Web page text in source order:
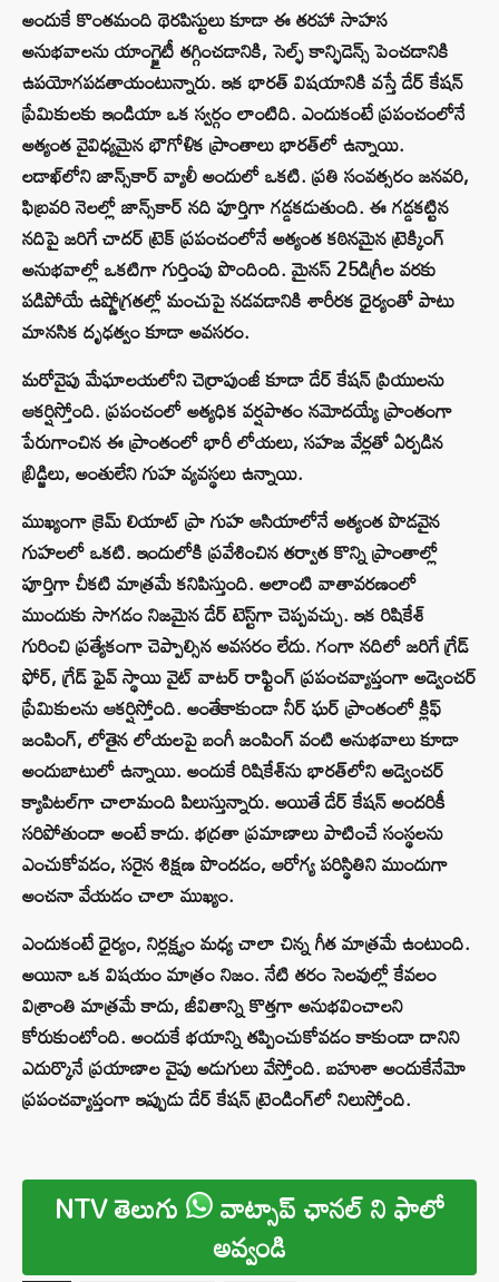
అందుకే కొంతమంది థెరపిస్టులు కూడా ఈ తరహా సాహస
అనుభవాలను యాంగ్జైటీ తగ్గించడానికి, సెల్ఫ్‌ కాన్ఫిడెన్స్‌ పెంచడానికి
ఉపయోగపడతాయంటున్నారు. ఇక భారత్‌ విషయానికి వస్తే డేర్ కేషన్
ప్రేమికులకు ఇండియా ఒక స్వర్గం లాంటిది. ఎందుకంటే ప్రపంచంలోనే
అత్యంత వైవిధ్యమైన భౌగోళిక ప్రాంతాలు భారత్‌లో ఉన్నాయి.
లడాఖ్‌లోని జాన్స్‌కార్ వ్యాలీ అందులో ఒకటి. ప్రతి సంవత్సరం జనవరి,
ఫిబ్రవరి నెలల్లో జాన్స్‌కార్ నది పూర్తిగా గడ్డకడుతుంది. ఈ గడ్డకట్టిన
నదిపై జరిగే చాదర్ ట్రెక్ ప్రపంచంలోనే అత్యంత కఠినమైన ట్రెక్కింగ్
అనుభవాల్లో ఒకటిగా గుర్తింపు పొందింది. మైనస్ 25డిగ్రీల వరకు
పడిపోయే ఉష్ణోగ్రతల్లో మంచుపై నడవడానికి శారీరక ధైర్యంతో పాటు
మానసిక దృఢత్వం కూడా అవసరం.
మరోవైపు మేఘాలయలోని చెర్రాపుంజీ కూడా డేర్ కేషన్ ప్రియులను
ఆకర్షిస్తోంది. ప్రపంచంలో అత్యధిక వర్షపాతం నమోదయ్యే ప్రాంతంగా
పేరుగాంచిన ఈ ప్రాంతంలో భారీ లోయలు, సహజ వేర్లతో ఏర్పడిన
బ్రిడ్జిలు, అంతులేని గుహ వ్యవస్థలు ఉన్నాయి.
ముఖ్యంగా క్రెమ్ లియాట్ ప్రా గుహ ఆసియాలోనే అత్యంత పొడవైన
గుహలలో ఒకటి. ఇందులోకి ప్రవేశించిన తర్వాత కొన్ని ప్రాంతాల్లో
పూర్తిగా చీకటి మాత్రమే కనిపిస్తుంది. అలాంటి వాతావరణంలో
ముందుకు సాగడం నిజమైన డేర్‌ టెస్ట్‌గా చెప్పవచ్చు. ఇక రిషికేశ్
గురించి ప్రత్యేకంగా చెప్పాల్సిన అవసరం లేదు. గంగా నదిలో జరిగే గ్రేడ్
ఫోర్, గ్రేడ్ ఫైవ్ స్థాయి వైట్ వాటర్ రాఫ్టింగ్ ప్రపంచవ్యాప్తంగా అడ్వెంచర్
ప్రేమికులను ఆకర్షిస్తోంది. అంతేకాకుండా నీర్ ఘర్ ప్రాంతంలో క్లిఫ్
జంపింగ్, లోతైన లోయలపై బంగీ జంపింగ్ వంటి అనుభవాలు కూడా
అందుబాటులో ఉన్నాయి. అందుకే రిషికేశ్‌ను భారత్‌లోని అడ్వెంచర్
క్యాపిటల్‌గా చాలామంది పిలుస్తున్నారు. అయితే డేర్ కేషన్ అందరికీ
సరిపోతుందా అంటే కాదు. భద్రతా ప్రమాణాలు పాటించే సంస్థలను
ఎంచుకోవడం, సరైన శిక్షణ పొందడం, ఆరోగ్య పరిస్థితిని ముందుగా
అంచనా వేయడం చాలా ముఖ్యం.
ఎందుకంటే ధైర్యం, నిర్లక్ష్యం మధ్య చాలా చిన్న గీత మాత్రమే ఉంటుంది.
అయినా ఒక విషయం మాత్రం నిజం. నేటి తరం సెలవుల్లో కేవలం
విశ్రాంతి మాత్రమే కాదు, జీవితాన్ని కొత్తగా అనుభవించాలని
కోరుకుంటోంది. అందుకే భయాన్ని తప్పించుకోవడం కాకుండా దానిని
ఎదుర్కొనే ప్రయాణాల వైపు అడుగులు వేస్తోంది. బహుశా అందుకేనేమో
ప్రపంచవ్యాప్తంగా ఇప్పుడు డేర్‌ కేషన్‌ ట్రెండింగ్‌లో నిలుస్తోంది.
NTV తెలుగు వాట్సాప్ ఛానల్ ని ఫాలో
అవ్వండి